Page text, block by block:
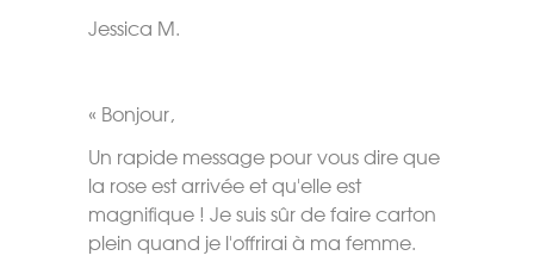
Jessica M.
« Bonjour,
Un rapide message pour vous dire que
la rose est arrivée et qu'elle est
magnifique ! Je suis sûr de faire carton
plein quand je l'offrirai à ma femme.